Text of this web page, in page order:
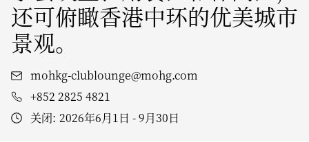
还可俯瞰香港中环的优美城市
景观。
mohkg-clublounge@mohg.com
+852 2825 4821
关闭: 2026年6月1日 - 9月30日